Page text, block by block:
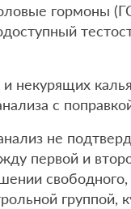
гормоны
некурящих
с
не
первой и
группой,